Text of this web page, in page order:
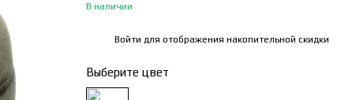
В наличии
Войти для отображения накопительной скидки
Выберите цвет